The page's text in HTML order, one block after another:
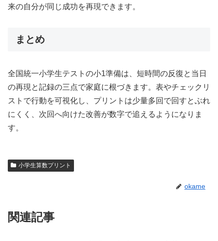
来の自分が同じ成功を再現できます。
まとめ
全国統一小学生テストの小1準備は、短時間の反復と当日
の再現と記録の三点で家庭に根づきます。表やチェックリ
ストで行動を可視化し、プリントは少量多回で回すとぶれ
にくく、次回へ向けた改善が数字で追えるようになりま
す。
小学生算数プリント
okame
関連記事